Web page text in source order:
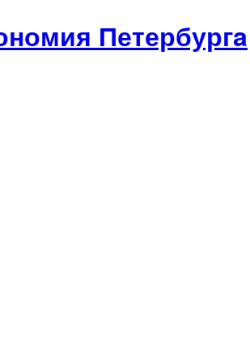
Петербургa